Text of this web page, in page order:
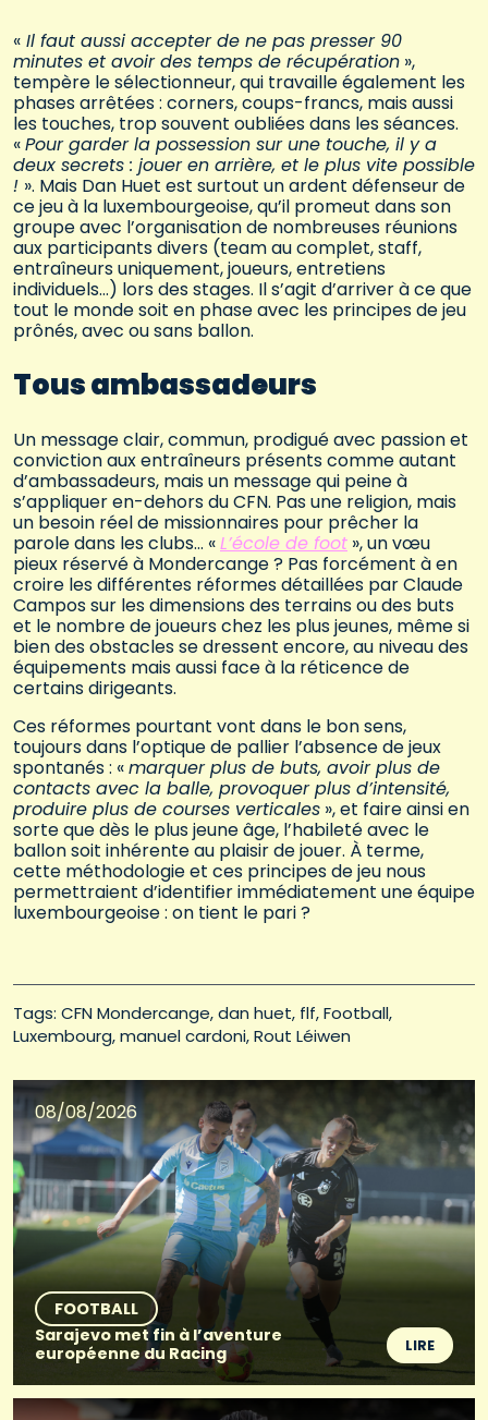
« Il faut aussi accepter de ne pas presser 90
minutes et avoir des temps de récupération »,
tempère le sélectionneur, qui travaille également les
phases arrêtées : corners, coups-francs, mais aussi
les touches, trop souvent oubliées dans les séances.
«Pour garder la possession sur une touche, il y a
deux secrets : jouer en arrière, et le plus vite possible
! ». Mais Dan Huet est surtout un ardent défenseur de
ce jeu à la luxembourgeoise, qu’il promeut dans son
groupe avec l’organisation de nombreuses réunions
aux participants divers (team au complet, staff,
entraîneurs uniquement, joueurs, entretiens
individuels…) lors des stages. Il s’agit d’arriver à ce que
tout le monde soit en phase avec les principes de jeu
prônés, avec ou sans ballon.
Tous ambassadeurs
Un message clair, commun, prodigué avec passion et
conviction aux entraîneurs présents comme autant
d’ambassadeurs, mais un message qui peine à
s’appliquer en-dehors du CFN. Pas une religion, mais
un besoin réel de missionnaires pour prêcher la
parole dans les clubs… «L’école de foot », un vœu
pieux réservé à Mondercange ? Pas forcément à en
croire les différentes réformes détaillées par Claude
Campos sur les dimensions des terrains ou des buts
et le nombre de joueurs chez les plus jeunes, même si
bien des obstacles se dressent encore, au niveau des
équipements mais aussi face à la réticence de
certains dirigeants.
Ces réformes pourtant vont dans le bon sens,
toujours dans l’optique de pallier l’absence de jeux
spontanés : «marquer plus de buts, avoir plus de
contacts avec la balle, provoquer plus d’intensité,
produire plus de courses verticales », et faire ainsi en
sorte que dès le plus jeune âge, l’habileté avec le
ballon soit inhérente au plaisir de jouer. À terme,
cette méthodologie et ces principes de jeu nous
permettraient d’identifier immédiatement une équipe
luxembourgeoise : on tient le pari ?
Tags: CFN Mondercange dan huet flf Football
Luxembourg manuel cardoni Rout Léiwen
08/08/2026
FOOTBALL
Sarajevo met fin à l’aventure
européenne du Racing
LIRE